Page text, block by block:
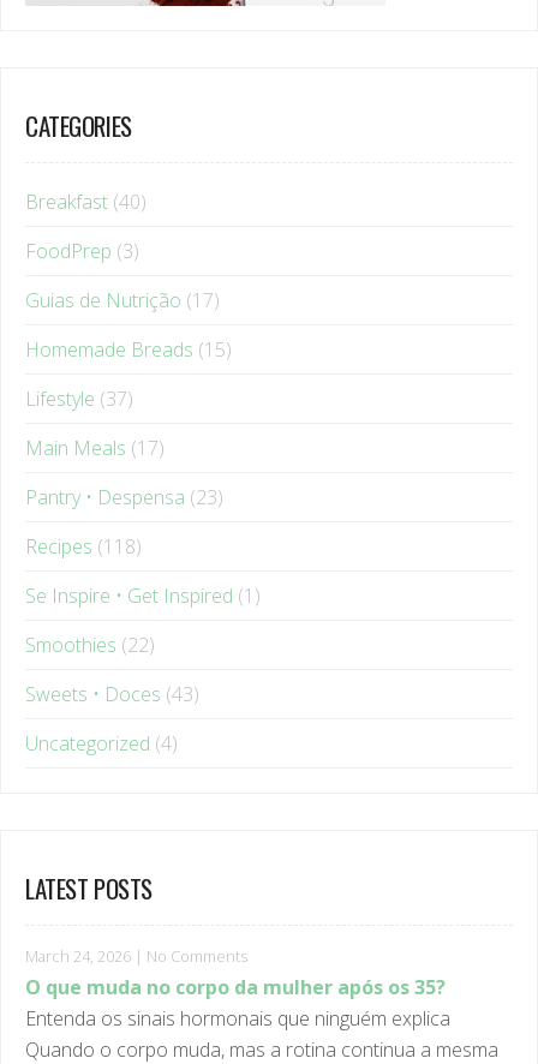
CATEGORIES
Breakfast (40)
FoodPrep (3)
Guias de Nutrição (17)
Homemade Breads (15)
Lifestyle (37)
Main Meals (17)
Pantry • Despensa (23)
Recipes (118)
Se Inspire • Get Inspired (1)
Smoothies (22)
Sweets • Doces (43)
Uncategorized (4)
LATEST POSTS
March 24, 2026 | No Comments
O que muda no corpo da mulher após os 35?
Entenda os sinais hormonais que ninguém explica
Quando o corpo muda, mas a rotina continua a mesma